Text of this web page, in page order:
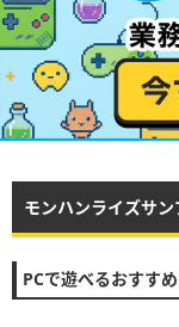
モンハンライズサン
PCで遊べるおすす